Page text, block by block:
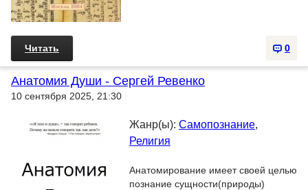
0
Читать
Анатомия Души - Сергей Ревенко
10 сентября 2025, 21:30
Жанр(ы): Самопознание,
Религия
Анатомирование имеет своей целью
познание сущности(природы)